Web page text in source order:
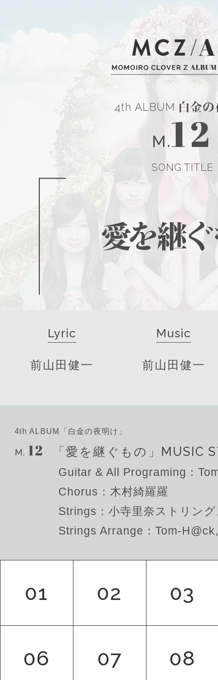
4th ALBUM
M.12
SONG TITLE
Lyric
前山田健一
Music
前山田健一
4th ALBUM「白金の夜明け」
M. 12 「愛を継ぐもの」 MUSIC
Guitar & All Programing：
Chorus：木村綺羅羅
Strings：小寺里奈ストリン
Strings Arrange：Tom-
01 02 03
06 07 08